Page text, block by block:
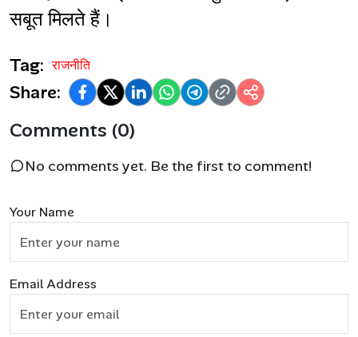
सबूत मिलते हैं।
Tag: राजनीति
Share:
Comments (0)
No comments yet. Be the first to comment!
Your Name
Email Address